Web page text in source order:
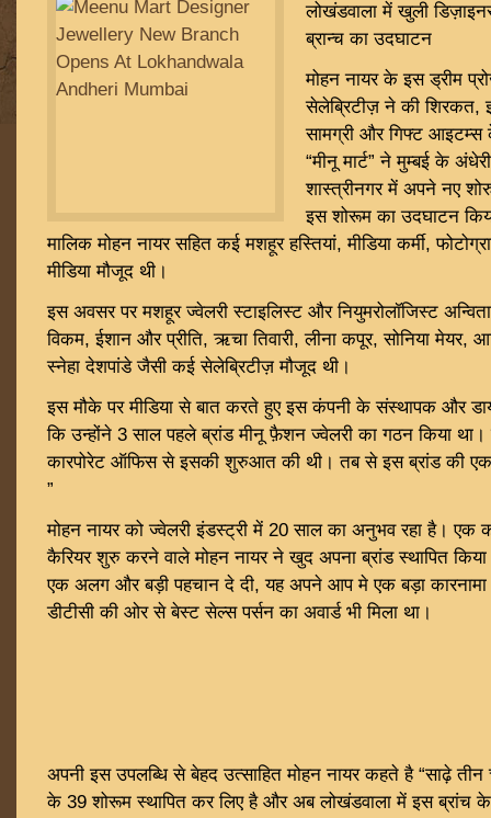
लोखंडवाला में खुली डिज़ाइनर
ब्रान्च का उदघाटन
मोहन नायर के इस ड्रीम
सेलेब्रिटीज़ ने की शिरकत,
सामग्री और गिफ्ट आइटम्स
“मीनू मार्ट” ने मुम्बई के
शास्त्रीनगर में अपने नए
इस शोरूम का उदघाटन
मालिक मोहन नायर सहित कई मशहूर हस्तियां, मीडिया कर्मी,
मीडिया मौजूद थी।
इस अवसर पर मशहूर ज्वेलरी स्टाइलिस्ट और नियुमरोलॉजिस्ट अन्विता
विकम, ईशान और प्रीति, ऋचा तिवारी, लीना कपूर, सोनिया मेयर,
स्नेहा देशपांडे जैसी कई सेलेब्रिटीज़ मौजूद थी।
इस मौके पर मीडिया से बात करते हुए इस कंपनी के संस्थापक और
कि उन्होंने 3 साल पहले ब्रांड मीनू फ़ैशन ज्वेलरी का गठन किया
कारपोरेट ऑफिस से इसकी शुरुआत की थी। तब से इस ब्रांड की एक
”
मोहन नायर को ज्वेलरी इंडस्ट्री में 20 साल का अनुभव रहा है।
कैरियर शुरु करने वाले मोहन नायर ने खुद अपना ब्रांड स्थापित
एक अलग और बड़ी पहचान दे दी, यह अपने आप मे एक बड़ा
डीटीसी की ओर से बेस्ट सेल्स पर्सन का अवार्ड भी मिला था।
अपनी इस उपलब्धि से बेहद उत्साहित मोहन नायर कहते है “साढ़े
के 39 शोरूम स्थापित कर लिए है और अब लोखंडवाला में इस